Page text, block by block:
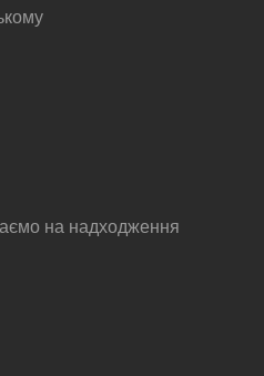
на надходження